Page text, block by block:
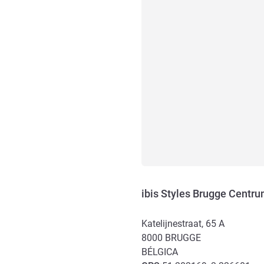
ibis Styles Brugge
Katelijnestraat, 65 A
8000 BRUGGE
BÉLGICA